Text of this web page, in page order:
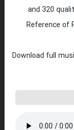
and 320
Reference of
Download full